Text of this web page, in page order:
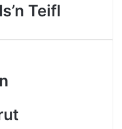
Teifl